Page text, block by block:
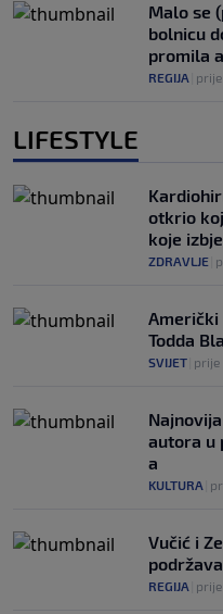
Malo se
bolnicu
promila
REGIJA
LIFESTYLE
otkrio
koje
ZDRAVLJE
Američki
Todda
SVIJET prije
autora u
a
KULTURA
Vučić i
REGIJA